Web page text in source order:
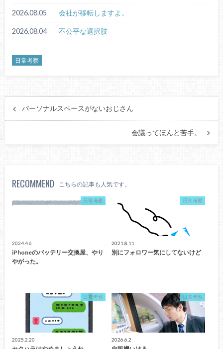
2026.08.05 会社が移転しますよ。
2026.08.04 不公平な選択肢
日常考察
パーソナルスペースがないおじさん
会議ってほんと苦手。
RECOMMEND こちらの記事も人気です。
日常考察
2024.4.6
iPhoneのバッテリー交換屋、やり
やがった。
日常考察
2021.8.11
別にフォロワー気にしてないけど
日常考察
2025.2.20
日常考察
2026.6.2